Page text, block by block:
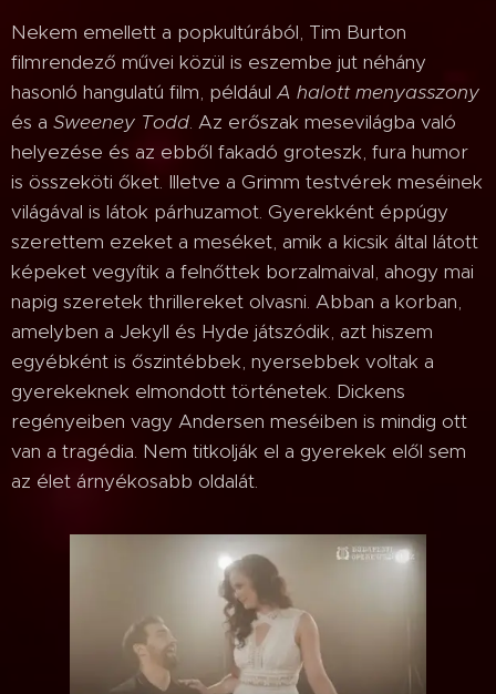
Nekem emellett a popkultúrából, Tim Burton
filmrendező művei közül is eszembe jut néhány
hasonló hangulatú film, például A halott menyasszony
és a Sweeney Todd. Az erőszak mesevilágba való
helyezése és az ebből fakadó groteszk, fura humor
is összeköti őket. Illetve a Grimm testvérek meséinek
világával is látok párhuzamot. Gyerekként éppúgy
szerettem ezeket a meséket, amik a kicsik által látott
képeket vegyítik a felnőttek borzalmaival, ahogy mai
napig szeretek thrillereket olvasni. Abban a korban,
amelyben a Jekyll és Hyde játszódik, azt hiszem
egyébként is őszintébbek, nyersebbek voltak a
gyerekeknek elmondott történetek. Dickens
regényeiben vagy Andersen meséiben is mindig ott
van a tragédia. Nem titkolják el a gyerekek elől sem
az élet árnyékosabb oldalát.